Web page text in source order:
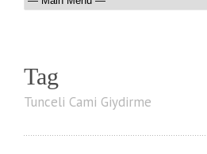
Tag
Tunceli Cami Giydirme